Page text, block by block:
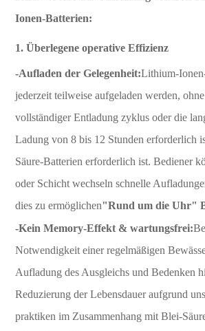
Ionen-Batterien:
1. Überlegene operative Effizienz
-Aufladen der Gelegenheit:Lithium-
jederzeit teilweise aufgeladen werden, ohne
vollständiger Entladung zyklus oder die
Ladung von 8 bis 12 Stunden erforderlich
Säure-Batterien erforderlich ist. Bediener
oder Schicht wechseln schnelle
dies zu ermöglichen"Rund um die Uhr"
-Kein Memory-Effekt & wartungsfrei:
Notwendigkeit einer regelmäßigen
Aufladung des Ausgleichs und Bedenken
Reduzierung der Lebensdauer aufgrund
praktiken im Zusammenhang mit Blei-